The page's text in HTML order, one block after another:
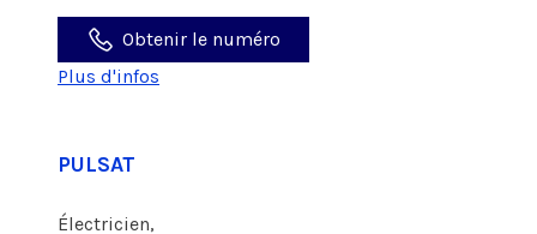
Obtenir le numéro
Plus d'infos
PULSAT
Électricien,